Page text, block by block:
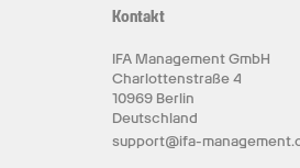
Kontakt
IFA Management GmbH
Charlottenstraße 4
10969 Berlin
Deutschland
support@ifa-